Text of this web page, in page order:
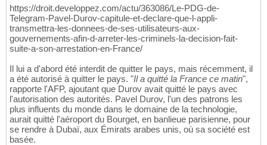
https://droit.developpez.com/actu/363086/Le-PDG-de-
Telegram-Pavel-Durov-capitule-et-declare-que-l-appli-
transmettra-les-donnees-de-ses-utilisateurs-aux-
gouvernements-afin-d-arreter-les-criminels-la-decision-fait-
suite-a-son-arrestation-en-France/
Il lui a d'abord été interdit de quitter le pays, mais récemment, il
a été autorisé à quitter le pays. "Il a quitté la France ce matin",
rapporte l'AFP, ajoutant que Durov avait quitté le pays avec
l'autorisation des autorités. Pavel Durov, l'un des patrons les
plus influents du monde dans le domaine de la technologie,
aurait quitté l'aéroport du Bourget, en banlieue parisienne, pour
se rendre à Dubaï, aux Émirats arabes unis, où sa société est
basée.